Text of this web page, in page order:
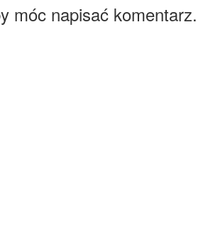
móc napisać komentarz.